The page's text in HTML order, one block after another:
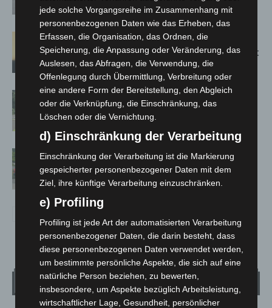
Spanien zurück
Hannover: Erste Tigermücken-
Population in Niedersachsen entdeckt
Brand im „Haus der Begegnung“ in
Neuwarmbüchen schnell eingedämmt
Region Hannover: 21 neue
Notfallsanitäter starten beim Roten
Kreuz
Wetter
jede solche Vorgangsreihe im Zusammenhang mit
personenbezogenen Daten wie das Erheben, das
Erfassen, die Organisation, das Ordnen, die
Speicherung, die Anpassung oder Veränderung, das
Auslesen, das Abfragen, die Verwendung, die
Offenlegung durch Übermittlung, Verbreitung oder
eine andere Form der Bereitstellung, den Abgleich
oder die Verknüpfung, die Einschränkung, das
Löschen oder die Vernichtung.
d) Einschränkung der Verarbeitung
Einschränkung der Verarbeitung ist die Markierung
gespeicherter personenbezogener Daten mit dem
Ziel, ihre künftige Verarbeitung einzuschränken.
e) Profiling
Profiling ist jede Art der automatisierten Verarbeitung
personenbezogener Daten, die darin besteht, dass
diese personenbezogenen Daten verwendet werden,
um bestimmte persönliche Aspekte, die sich auf eine
natürliche Person beziehen, zu bewerten,
insbesondere, um Aspekte bezüglich Arbeitsleistung,
wirtschaftlicher Lage, Gesundheit, persönlicher